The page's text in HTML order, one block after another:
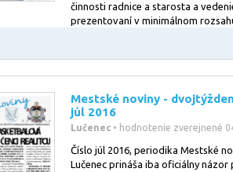
činnosti radnice a starosta a
prezentovaní v minimálnom
Mestské noviny -
júl 2016
Lučenec • hodnotenie zverejnené
Číslo júl 2016, periodika Mestské
Lučenec prináša iba oficiálny